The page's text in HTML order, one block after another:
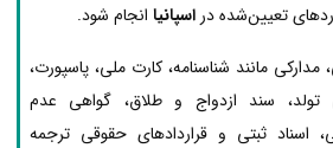
تعیین‌شده در اسپانیا انجام شود.
مانند شناسنامه، کارت ملی، پاسپورت،
سند ازدواج و طلاق، گواهی عدم
اسناد ثبتی و قراردادهای حقوقی ترجمه